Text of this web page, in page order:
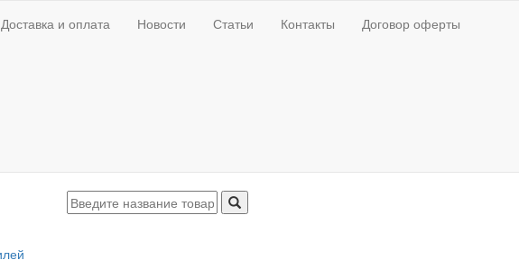
Доставка и оплата Новости Статьи Контакты Договор оферты